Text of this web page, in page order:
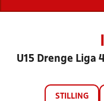
U15 Drenge Liga
STILLING